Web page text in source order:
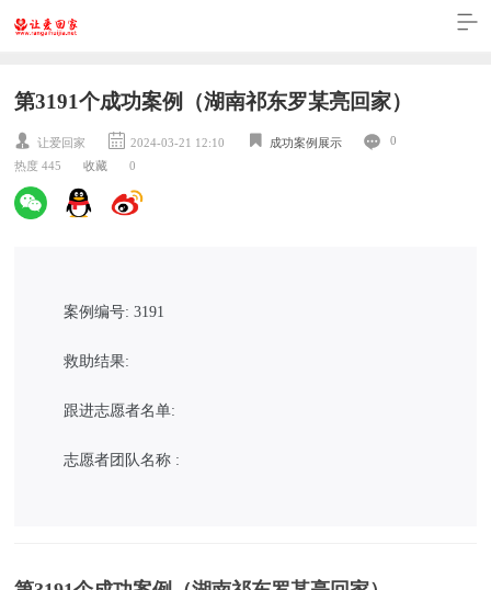
第3191个成功案例（湖南祁东罗某亮回家）
让爱回家 2024-03-21 12:10 成功案例展示
0
热度 445
收藏 0
案例编号: 3191
救助结果:
跟进志愿者名单:
志愿者团队名称 :